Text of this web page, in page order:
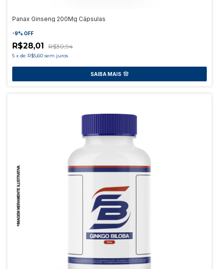
Panax Ginseng 200Mg Cápsulas
-9% OFF
R$28,01 R$30,94
5 x de R$5,60 sem juros
SAIBA MAIS